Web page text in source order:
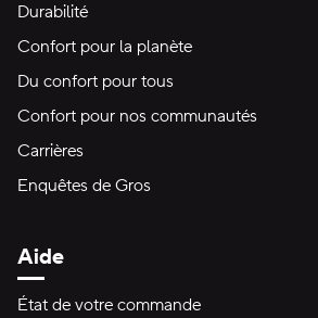
Durabilité
Confort pour la planète
Du confort pour tous
Confort pour nos communautés
Carrières
Enquêtes de Gros
Aide
État de votre commande